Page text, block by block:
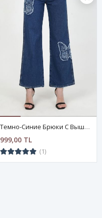
Темно-Синие Брюки С Вышитыми Бабочками
999,00 TL
(1)